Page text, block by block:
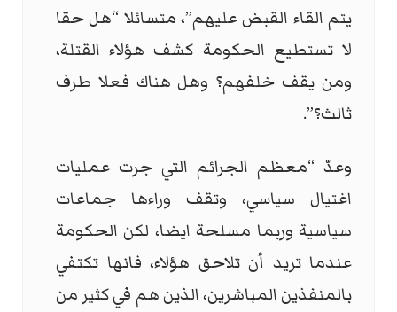
يتم القاء القبض عليهم”، متسائلا “هل حقا
لا تستطيع الحكومة كشف هؤلاء القتلة،
ومن يقف خلفهم؟ وهل هناك فعلا طرف
ثالث؟”.
وعدّ “معظم الجرائم التي جرت عمليات
اغتيال سياسي، وتقف وراءها جماعات
سياسية وربما مسلحة ايضا، لكن الحكومة
عندما تريد أن تلاحق هؤلاء، فانها تكتفي
بالمنفذين المباشرين، الذين هم في كثير من